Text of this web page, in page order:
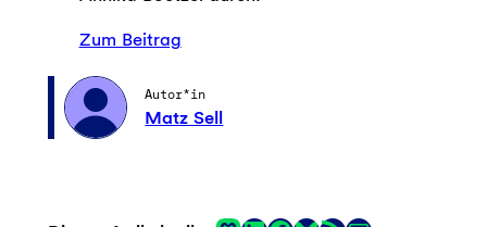
Zum Beitrag
Autor*in
Matz Sell